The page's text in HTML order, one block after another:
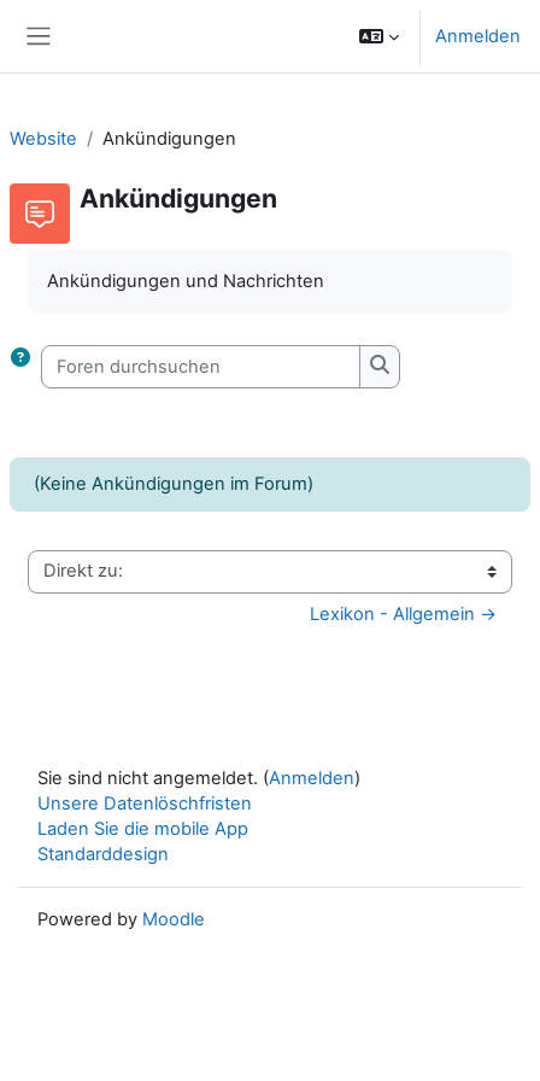
Anmelden
Website Ankündigungen
Ankündigungen
Ankündigungen und Nachrichten
Foren durchsuchen
Foren
(Keine Ankündigungen im Forum)
Direkt zu:
Lexikon - Allgemein →
Sie sind nicht angemeldet. (Anmelden)
Unsere Datenlöschfristen
Laden Sie die mobile App
Standarddesign
Powered by Moodle